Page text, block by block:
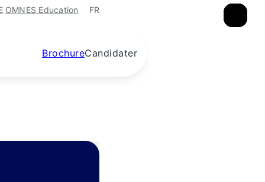
OMNES Education FR
BrochureCandidater